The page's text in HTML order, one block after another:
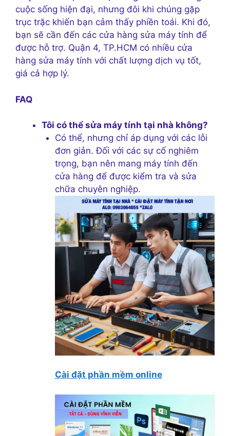
cuộc sống hiện đại, nhưng đôi khi chúng gặp
trục trặc khiến bạn cảm thấy phiền toái. Khi đó,
bạn sẽ cần đến các cửa hàng sửa máy tính để
được hỗ trợ. Quận 4, TP.HCM có nhiều cửa
hàng sửa máy tính với chất lượng dịch vụ tốt,
giá cả hợp lý.
FAQ
Tôi có thể sửa máy tính tại nhà không?
Có thể, nhưng chỉ áp dụng với các lỗi
đơn giản. Đối với các sự cố nghiêm
trọng, bạn nên mang máy tính đến
cửa hàng để được kiểm tra và sửa
chữa chuyên nghiệp.
Cài đặt phần mềm online